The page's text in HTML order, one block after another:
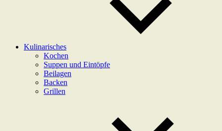
Kulinarisches
Kochen
Suppen und Eintöpfe
Beilagen
Backen
Grillen